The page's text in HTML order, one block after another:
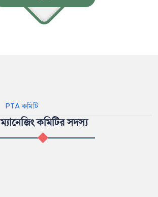
PTA কমিটি
ম্যানেজিং কমিটির সদস্য